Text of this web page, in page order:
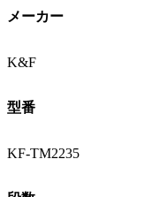
メーカー
K&F
型番
KF-TM2235